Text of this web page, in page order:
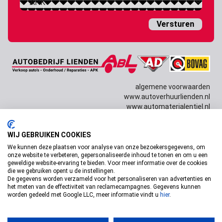
dash
algemene voorwaarden
www.autoverhuurlienden.nl
www.automaterialentiel.nl
Copyright © 2026 Autobedrijf Lienden Design door
Willem van Dam
WIJ GEBRUIKEN COOKIES
We kunnen deze plaatsen voor analyse van onze bezoekersgegevens, om
onze website te verbeteren, gepersonaliseerde inhoud te tonen en om u een
geweldige website-ervaring te bieden. Voor meer informatie over de cookies
die we gebruiken opent u de instellingen.
De gegevens worden verzameld voor het personaliseren van advertenties en
het meten van de effectiviteit van reclamecampagnes. Gegevens kunnen
worden gedeeld met Google LLC, meer informatie vindt u hier.